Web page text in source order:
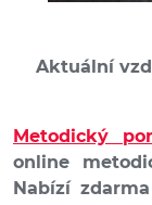
Aktuální
Metodický
online
Nabízí